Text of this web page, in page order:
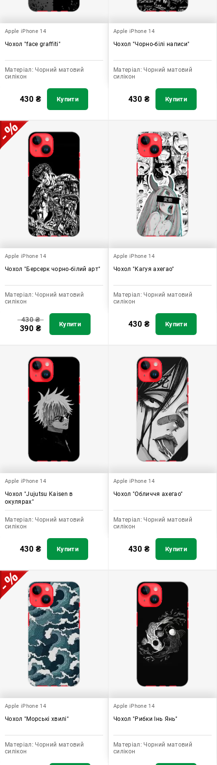
Apple iPhone 14
Чохол "face graffiti"
Матеріал: Чорний матовий
силікон
430 ₴ Купити
Apple iPhone 14
Чохол "Чорно-білі написи"
Матеріал: Чорний матовий
силікон
430 ₴ Купити
Apple iPhone 14
Чохол "Берсерк чорно-білий арт"
Матеріал: Чорний матовий
силікон
430₴
390 ₴ Купити
Apple iPhone 14
Чохол "Кагуя ахегао"
Матеріал: Чорний матовий
силікон
430 ₴ Купити
Apple iPhone 14
Чохол "Jujutsu Kaisen в
окулярах"
Матеріал: Чорний матовий
силікон
430 ₴ Купити
Apple iPhone 14
Чохол "Обличчя ахегао"
Матеріал: Чорний матовий
силікон
430 ₴ Купити
Apple iPhone 14
Чохол "Морські хвилі"
Матеріал: Чорний матовий
силікон
Apple iPhone 14
Чохол "Рибки Інь Янь"
Матеріал: Чорний матовий
силікон